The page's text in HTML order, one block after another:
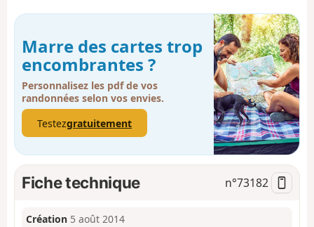
Marre des cartes trop
encombrantes ?
Personnalisez les pdf de vos
randonnées selon vos envies.
Testezgratuitement
Fiche technique n°73182
Création 5 août 2014